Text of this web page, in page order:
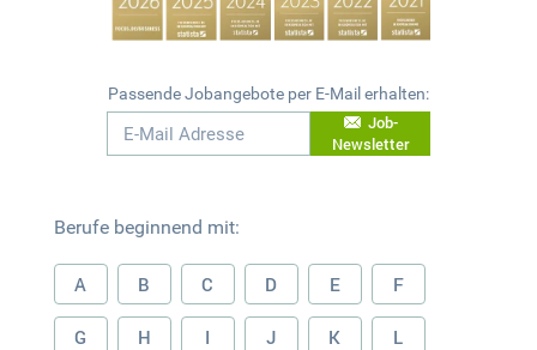
Passende Jobangebote per E-Mail erhalten:
Job-
Newsletter
Berufe beginnend mit:
A B C D E F
G H I J K L